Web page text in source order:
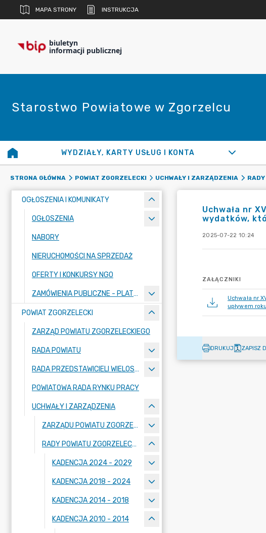
MAPA STRONY INSTRUKCJA
biuletyn
informacji publicznej
Starostwo Powiatowe w Zgorzelcu
WYDZIAŁY, KARTY USŁUG I KONTA
STRONA GŁÓWNA POWIAT ZGORZELECKI UCHWAŁY I ZARZĄDZENIA
OGŁOSZENIA I KOMUNIKATY
OGŁOSZENIA
NABORY
NIERUCHOMOŚCI NA SPRZEDAŻ
OFERTY I KONKURSY NGO
ZAMÓWIENIA PUBLICZNE - PLATFORMA ZAKUPOWA
POWIAT ZGORZELECKI
ZARZĄD POWIATU ZGORZELECKIEGO
RADA POWIATU
RADA PRZEDSTAWICIELI WIELOSPECJALISTYCZNEGO ZESPOŁU OPIEKI ZDROWOTNEJ "BOLESŁAWIEC-ZGORZELEC" SAMODZIELNEGO PUBLICZNEGO ZAKŁADU OPIEKI ZDROWOTNEJ
POWIATOWA RADA RYNKU PRACY
UCHWAŁY I ZARZĄDZENIA
ZARZĄDU POWIATU ZGORZELECKIEGO
RADY POWIATU ZGORZELECKIEGO
KADENCJA 2024 - 2029
KADENCJA 2018 - 2024
KADENCJA 2014 - 2018
KADENCJA 2010 - 2014
Uchwała nr
wydatków,
2025-07-22 10:24
ZAŁĄCZNIKI
Uchwała nr
upływem
DRUKUJ ZAPISZ